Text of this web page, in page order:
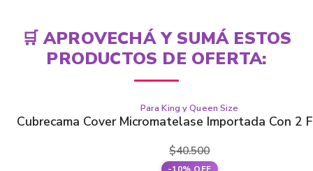
🛒 APROVECHÁ Y SUMÁ ESTOS
PRODUCTOS DE OFERTA:
Para King y Queen Size
Cubrecama Cover Micromatelase Importada Con 2
$40.500
-10% OFF
Este
producto
tiene
varias